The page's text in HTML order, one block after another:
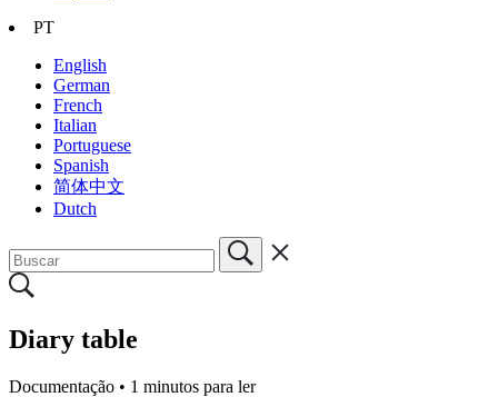
PT
English
German
French
Italian
Portuguese
Spanish
简体中文
Dutch
Diary table
Documentação • 1 minutos para ler